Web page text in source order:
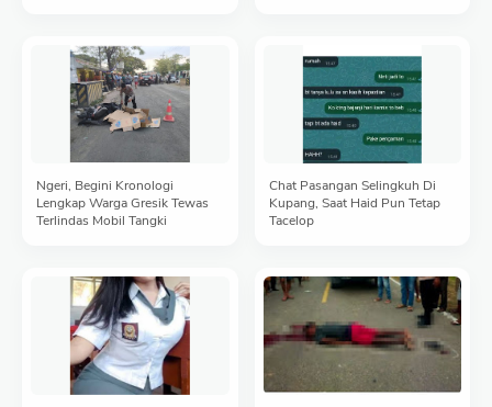
Ngeri, Begini Kronologi
Lengkap Warga Gresik Tewas
Terlindas Mobil Tangki
Chat Pasangan Selingkuh Di
Kupang, Saat Haid Pun Tetap
Tacelop